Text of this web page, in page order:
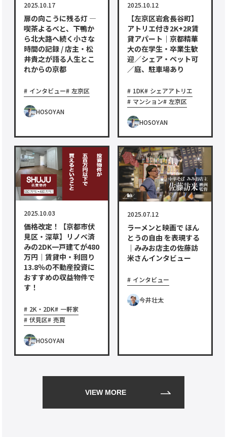
2025.10.17
扉の向こうに残る灯 ―
喫茶よるべと、下鴨か
ら北大路へ続く小さな
時間の記録 / 店主・松
井貴之が語る人生とこ
れからの京都
インタビュー 左京区
HOSOYAN
2025.10.12
【左京区岩倉長谷町】
アトリエ付き2K+2R賃
貸アパート｜京都精華
大の在学生・卒業生歓
迎／シェア・ペット可
／庭、駐車場あり
1DK
シェアアトリエ
マンション
左京区
HOSOYAN
2025.10.03
価格改定！【京都市伏
見区・深草】リノベ済
みの2DK一戸建てが480
万円｜賃貸中・利回り
13.8％の不動産投資に
おすすめの収益物件で
す！
2K・2DK
一軒家
伏見区
売買
HOSOYAN
2025.07.12
ラーメンと映画で ほん
とうの自由 を表現する
｜みみお店主の佐藤訪
米さんインタビュー
インタビュー
今井壮太
VIEW MORE